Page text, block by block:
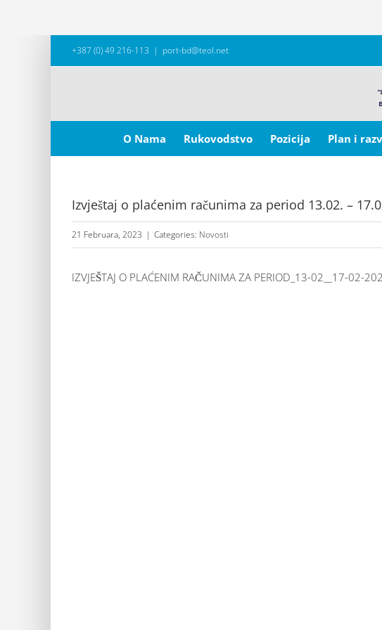
+387 (0) 49 216-113 | port-bd@teol.net
for:
O Nama
Rukovodstvo Pozicija Plan i
Izvještaj o plaćenim računima za period 13.02. –
21 Februara, 2023 | Categories: Novosti
IZVJEŠTAJ O PLAĆENIM RAČUNIMA ZA PERIOD_13-02__17-02-